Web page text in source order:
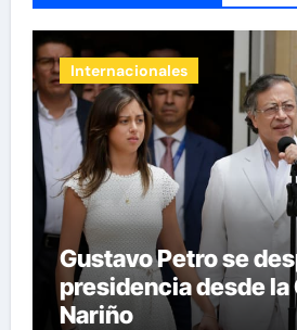
Internacionales
Gustavo Petro se
presidencia desde la
Nariño